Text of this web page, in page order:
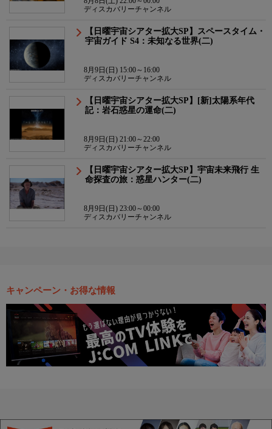
ディスカバリーチャンネル
【日曜宇宙シアター拡大SP】スペースタイム・
宇宙ガイド S4：未知なる世界(二)
8月9日(日) 15:00～16:00
ディスカバリーチャンネル
【日曜宇宙シアター拡大SP】[新]太陽系年代
記：岩石惑星の運命(二)
8月9日(日) 21:00～22:00
ディスカバリーチャンネル
【日曜宇宙シアター拡大SP】宇宙未来飛行 生
命探査の旅：惑星ハンター(二)
8月9日(日) 23:00～00:00
ディスカバリーチャンネル
キャンペーン・お得な情報